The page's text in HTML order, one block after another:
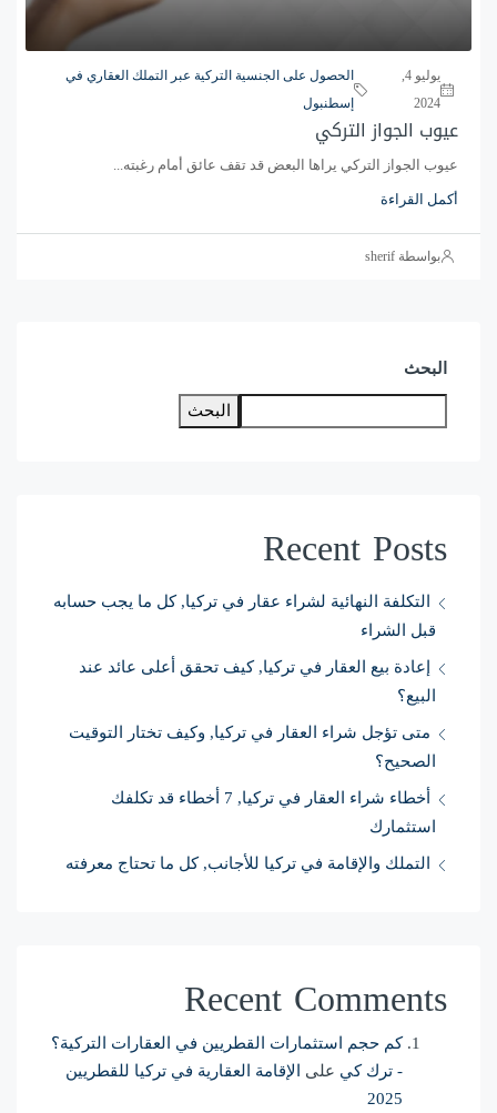
2024
الحصول على الجنسية التركية عبر التملك العقاري في
إسطنبول
عيوب الجواز التركي
عيوب الجواز التركي يراها البعض قد تقف عائق أمام رغبته...
أكمل القراءة
بواسطة sherif
البحث
البحث
Recent Posts
التكلفة النهائية لشراء عقار في تركيا, كل ما يجب حسابه
قبل الشراء
إعادة بيع العقار في تركيا, كيف تحقق أعلى عائد عند
البيع؟
متى تؤجل شراء العقار في تركيا, وكيف تختار التوقيت
الصحيح؟
أخطاء شراء العقار في تركيا, 7 أخطاء قد تكلفك
استثمارك
التملك والإقامة في تركيا للأجانب, كل ما تحتاج معرفته
Recent Comments
كم حجم استثمارات القطريين في العقارات التركية؟
- ترك كي على
الإقامة العقارية في تركيا للقطريين
2025